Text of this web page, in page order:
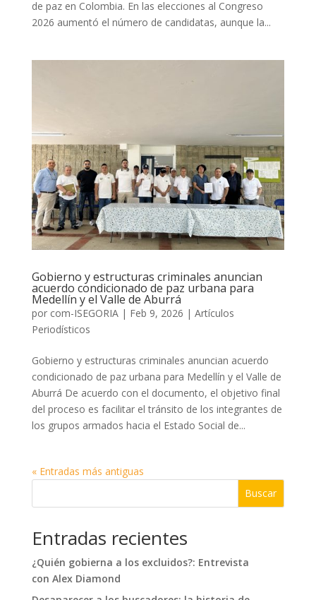
de paz en Colombia. En las elecciones al Congreso
2026 aumentó el número de candidatas, aunque la...
Gobierno y estructuras criminales anuncian
acuerdo condicionado de paz urbana para
Medellín y el Valle de Aburrá
por com-ISEGORIA| Feb 9, 2026 | Artículos
Periodísticos
Gobierno y estructuras criminales anuncian acuerdo
condicionado de paz urbana para Medellín y el Valle de
Aburrá De acuerdo con el documento, el objetivo final
del proceso es facilitar el tránsito de los integrantes de
los grupos armados hacia el Estado Social de...
« Entradas más antiguas
Buscar
Entradas recientes
¿Quién gobierna a los excluidos?: Entrevista
con Alex Diamond